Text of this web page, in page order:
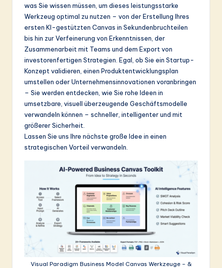
o
ft
w
In
o
was Sie wissen müssen, um dieses leistungsstarke
Werkzeug optimal zu nutzen – von der Erstellung Ihres
ersten KI-gestützten Canvas in Sekundenbruchteilen
bis hin zur Verfeinerung von Erkenntnissen, der
Zusammenarbeit mit Teams und dem Export von
investorenfertigen Strategien. Egal, ob Sie ein Startup-
Konzept validieren, einen Produktentwicklungsplan
umstellen oder Unternehmensinnovationen voranbringen
– Sie werden entdecken, wie Sie rohe Ideen in
umsetzbare, visuell überzeugende Geschäftsmodelle
verwandeln können – schneller, intelligenter und mit
größerer Sicherheit.
Lassen Sie uns Ihre nächste große Idee in einen
strategischen Vorteil verwandeln.
Visual Paradigm Business Model Canvas Werkzeuge – &